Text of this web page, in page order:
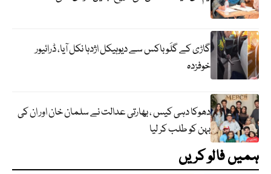
گاڑی کے گلَو باکس سے دیوہیکل اژدہا نکل آیا، ڈرائیور
خوفزدہ
دھوکا دہی کیس ، بھارتی عدالت نے سلمان خان اور ان کی
بہن کو طلب کر لیا
ہمیں فالو کریں